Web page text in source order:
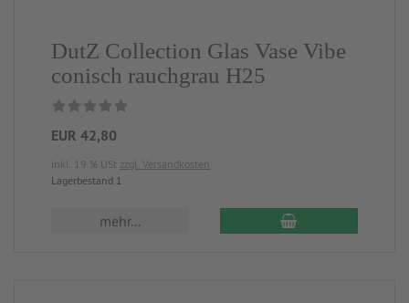
DutZ Collection Glas Vase Vibe
conisch rauchgrau H25
EUR 42,80
inkl. 19 % USt zzgl. Versandkosten
Lagerbestand 1
mehr...